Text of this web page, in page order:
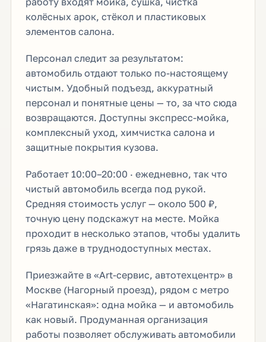
колёсных арок, стёкол и пластиковых
элементов салона.
Персонал следит за результатом:
автомобиль отдают только по-настоящему
чистым. Удобный подъезд, аккуратный
персонал и понятные цены — то, за что сюда
возвращаются. Доступны экспресс-мойка,
комплексный уход, химчистка салона и
защитные покрытия кузова.
Работает 10:00–20:00 · ежедневно, так что
чистый автомобиль всегда под рукой.
Средняя стоимость услуг — около 500 ₽,
точную цену подскажут на месте. Мойка
проходит в несколько этапов, чтобы удалить
грязь даже в труднодоступных местах.
Приезжайте в «Art-сервис, автотехцентр» в
Москве (Нагорный проезд), рядом с метро
«Нагатинская»: одна мойка — и автомобиль
как новый. Продуманная организация
работы позволяет обслуживать автомобили